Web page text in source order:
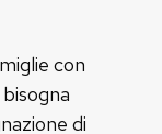
con
di